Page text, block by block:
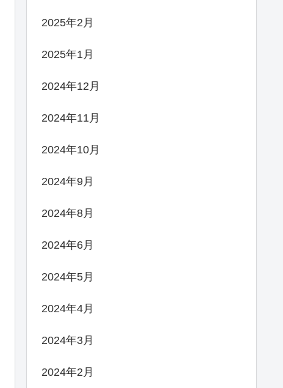
2025年2月
2025年1月
2024年12月
2024年11月
2024年10月
2024年9月
2024年8月
2024年6月
2024年5月
2024年4月
2024年3月
2024年2月